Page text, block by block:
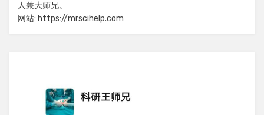
人兼大师兄。
网站: https://mrscihelp.com